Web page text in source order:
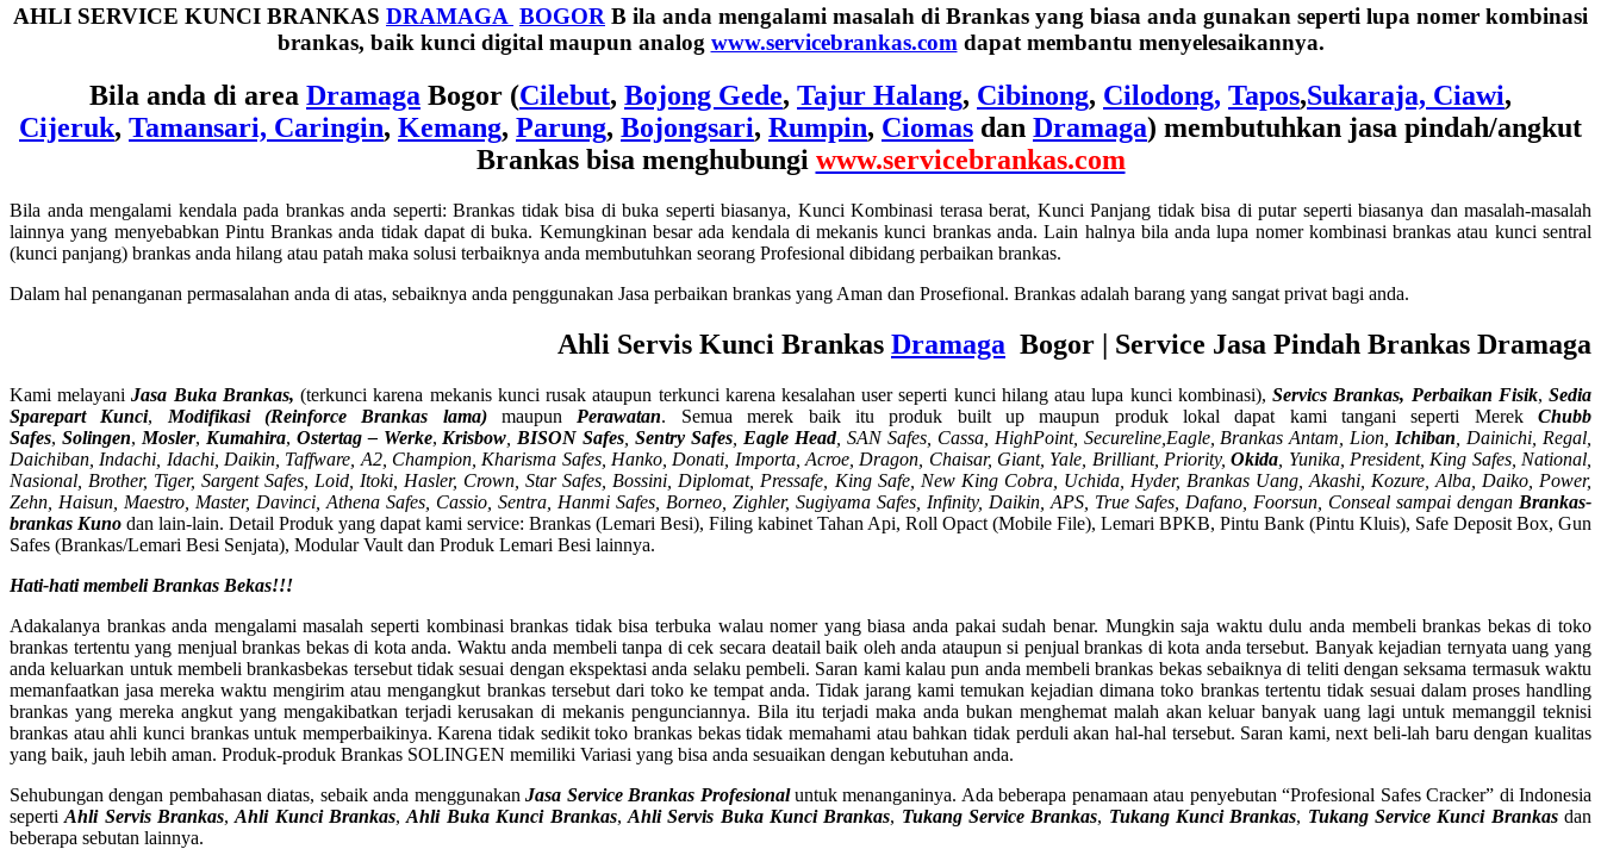
AHLI SERVICE KUNCI BRANKAS DRAMAGA BOGOR B ila anda mengalami masalah di Brankas yang biasa anda gunakan seperti lupa nomer kombinasi
brankas, baik kunci digital maupun analog www.servicebrankas.com dapat membantu menyelesaikannya.
Bila anda di area Dramaga Bogor (Cilebut, Bojong Gede, Tajur Halang, Cibinong, Cilodong, Tapos,Sukaraja, Ciawi,
Cijeruk, Tamansari, Caringin, Kemang, Parung, Bojongsari, Rumpin, Ciomas dan Dramaga) membutuhkan jasa pindah/angkut
Brankas bisa menghubungi www.servicebrankas.com
Bila anda mengalami kendala pada brankas anda seperti: Brankas tidak bisa di buka seperti biasanya, Kunci Kombinasi terasa berat, Kunci Panjang tidak bisa di putar seperti biasanya dan masalah-masalah
lainnya yang menyebabkan Pintu Brankas anda tidak dapat di buka. Kemungkinan besar ada kendala di mekanis kunci brankas anda. Lain halnya bila anda lupa nomer kombinasi brankas atau kunci sentral
(kunci panjang) brankas anda hilang atau patah maka solusi terbaiknya anda membutuhkan seorang Profesional dibidang perbaikan brankas.
Dalam hal penanganan permasalahan anda di atas, sebaiknya anda penggunakan Jasa perbaikan brankas yang Aman dan Prosefional. Brankas adalah barang yang sangat privat bagi anda.
Ahli Servis Kunci Brankas Dramaga Bogor | Service Jasa Pindah Brankas Dramaga
Kami melayaniJasa Buka Brankas, (terkunci karena mekanis kunci rusak ataupun terkunci karena kesalahan user seperti kunci hilang atau lupa kunci kombinasi),Servics Brankas, Perbaikan Fisik,Sedia
Sparepart Kunci, Modifikasi (Reinforce Brankas lama)maupun Perawatan. Semua merek baik itu produk built up maupun produk lokal dapat kami tangani seperti MerekChubb
Safes, Solingen, Mosler, Kumahira, Ostertag – Werke, Krisbow BISON Safes Sentry Safes Eagle Head, SAN Safes, Cassa, HighPoint, Secureline, Eagle, Brankas Antam, Lion, Ichiban , Dainichi, Regal,
Daichiban, Indachi, Idachi, Daikin, Taffware, A2, Champion, Kharisma Safes, Hanko, Donati, Importa, Acroe, Dragon, Chaisar, Giant, Yale, Brilliant, Priority,Okida , Yunika, President, King Safes, National,
Nasional, Brother, Tiger, Sargent Safes, Loid, Itoki, Hasler, Crown, Star Safes, Bossini, Diplomat, Pressafe, King Safe, New King Cobra, Uchida, Hyder, Brankas Uang, Akashi, Kozure, Alba, Daiko, Power,
Zehn, Haisun, Maestro, Master, Davinci, Athena Safes, Cassio, Sentra, Hanmi Safes, Borneo, Zighler, Sugiyama Safes, Infinity, Daikin, APS, True Safes, Dafano, Foorsun, Conseal sampai dengan Brankas-
brankas Kuno dan lain-lain. Detail Produk yang dapat kami service: Brankas (Lemari Besi), Filing kabinet Tahan Api, Roll Opact (Mobile File), Lemari BPKB, Pintu Bank (Pintu Kluis), Safe Deposit Box, Gun
Safes (Brankas/Lemari Besi Senjata), Modular Vault dan Produk Lemari Besi lainnya.
Hati-hati membeli Brankas Bekas!!!
Adakalanya brankas anda mengalami masalah seperti kombinasi brankas tidak bisa terbuka walau nomer yang biasa anda pakai sudah benar. Mungkin saja waktu dulu anda membeli brankas bekas di toko
brankas tertentu yang menjual brankas bekas di kota anda. Waktu anda membeli tanpa di cek secara deatail baik oleh anda ataupun si penjual brankas di kota anda tersebut. Banyak kejadian ternyata uang yang
anda keluarkan untuk membeli brankasbekas tersebut tidak sesuai dengan ekspektasi anda selaku pembeli. Saran kami kalau pun anda membeli brankas bekas sebaiknya di teliti dengan seksama termasuk waktu
memanfaatkan jasa mereka waktu mengirim atau mengangkut brankas tersebut dari toko ke tempat anda. Tidak jarang kami temukan kejadian dimana toko brankas tertentu tidak sesuai dalam proses handling
brankas yang mereka angkut yang mengakibatkan terjadi kerusakan di mekanis pengunciannya. Bila itu terjadi maka anda bukan menghemat malah akan keluar banyak uang lagi untuk memanggil teknisi
brankas atau ahli kunci brankas untuk memperbaikinya. Karena tidak sedikit toko brankas bekas tidak memahami atau bahkan tidak perduli akan hal-hal tersebut. Saran kami, next beli-lah baru dengan kualitas
yang baik, jauh lebih aman. Produk-produk Brankas SOLINGEN memiliki Variasi yang bisa anda sesuaikan dengan kebutuhan anda.
Sehubungan dengan pembahasan diatas, sebaik anda menggunakanJasa Service Brankas Profesionaluntuk menanganinya. Ada beberapa penamaan atau penyebutan “Profesional Safes Cracker” di Indonesia
sepertiAhli Servis Brankas,Ahli Kunci Brankas,Ahli Buka Kunci Brankas, Ahli Servis Buka Kunci Brankas, Tukang Service Brankas, Tukang Kunci Brankas, Tukang Service Kunci Brankasdan
beberapa sebutan lainnya.